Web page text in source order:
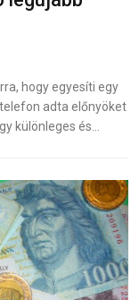
hogy egyesíti egy
adta előnyöket
különleges és…